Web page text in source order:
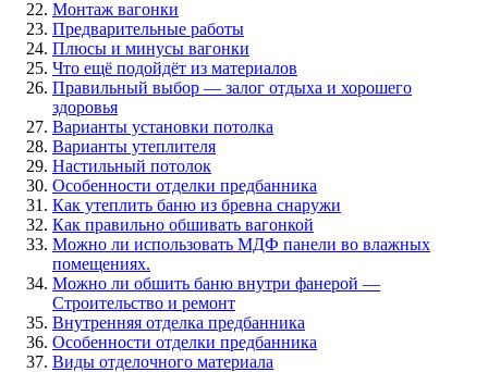
Монтаж вагонки
Предварительные работы
Плюсы и минусы вагонки
Что ещё подойдёт из материалов
Правильный выбор — залог отдыха и хорошего
здоровья
Варианты установки потолка
Варианты утеплителя
Настильный потолок
Особенности отделки предбанника
Как утеплить баню из бревна снаружи
Как правильно обшивать вагонкой
Можно ли использовать МДФ панели во влажных
помещениях.
Можно ли обшить баню внутри фанерой —
Строительство и ремонт
Внутренняя отделка предбанника
Особенности отделки предбанника
Виды отделочного материала